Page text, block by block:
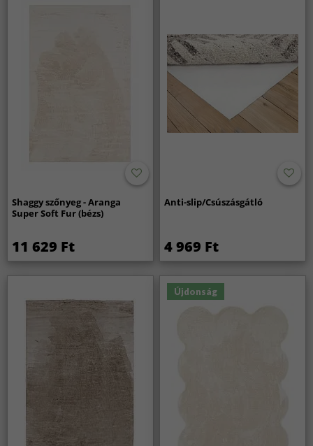
Shaggy szőnyeg - Aranga
Super Soft Fur (bézs)
11 629 Ft
Anti-slip/Csúszásgátló
4 969 Ft
Újdonság